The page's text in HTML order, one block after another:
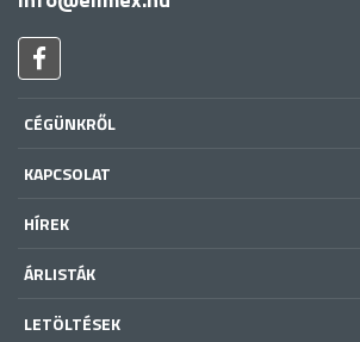
CÉGÜNKRŐL
KAPCSOLAT
HÍREK
ÁRLISTÁK
LETÖLTÉSEK